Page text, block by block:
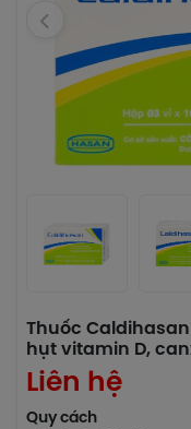
Thuốc
hụt vitamin D,
Liên hệ
Quy cách